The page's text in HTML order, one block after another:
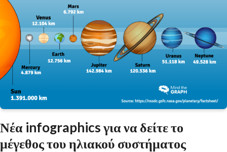
Νέα infographics για να δείτε το
μέγεθος του ηλιακού συστήματος